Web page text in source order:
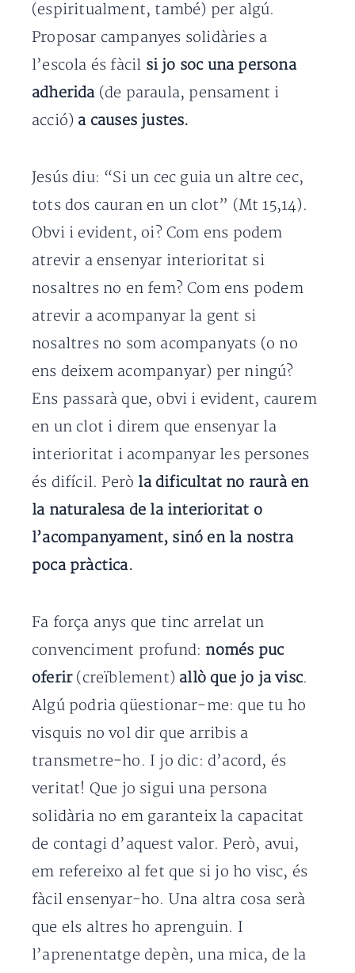
(espiritualment, també) per algú.
Proposar campanyes solidàries a
l’escola és fàcil si jo soc una persona
adherida (de paraula, pensament i
acció) a causes justes.
Jesús diu: “Si un cec guia un altre cec,
tots dos cauran en un clot” (Mt 15,14).
Obvi i evident, oi? Com ens podem
atrevir a ensenyar interioritat si
nosaltres no en fem? Com ens podem
atrevir a acompanyar la gent si
nosaltres no som acompanyats (o no
ens deixem acompanyar) per ningú?
Ens passarà que, obvi i evident, caurem
en un clot i direm que ensenyar la
interioritat i acompanyar les persones
és difícil. Però la dificultat no raurà en
la naturalesa de la interioritat o
l’acompanyament, sinó en la nostra
poca pràctica.
Fa força anys que tinc arrelat un
convenciment profund: només puc
oferir(creïblement) allò que jo ja visc.
Algú podria qüestionar-me: que tu ho
visquis no vol dir que arribis a
transmetre-ho. I jo dic: d’acord, és
veritat! Que jo sigui una persona
solidària no em garanteix la capacitat
de contagi d’aquest valor. Però, avui,
em refereixo al fet que si jo ho visc, és
fàcil ensenyar-ho. Una altra cosa serà
que els altres ho aprenguin. I
l’aprenentatge depèn, una mica, de la